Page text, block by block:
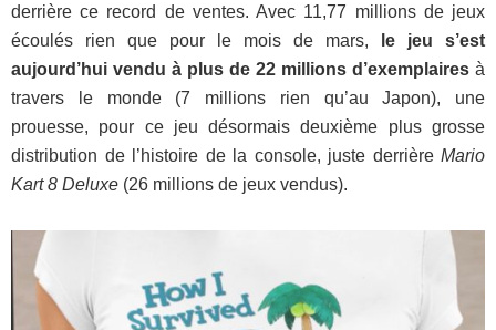
derrière ce record de ventes. Avec 11,77 millions de jeux
écoulés rien que pour le mois de mars, le jeu s’est
aujourd’hui vendu à plus de 22 millions d’exemplaires à
travers le monde (7 millions rien qu’au Japon), une
prouesse, pour ce jeu désormais deuxième plus grosse
distribution de l’histoire de la console, juste derrière Mario
Kart 8 Deluxe (26 millions de jeux vendus).